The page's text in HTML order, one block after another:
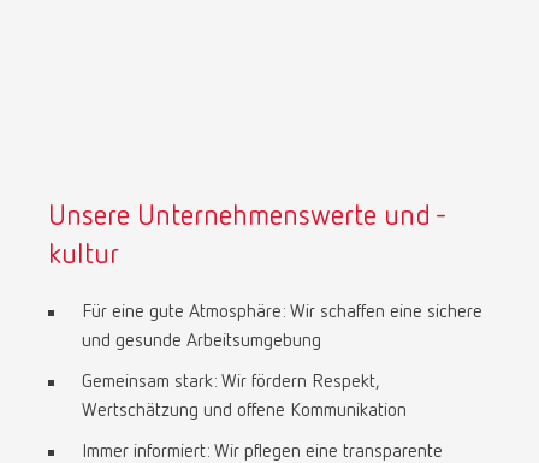
Unsere Unternehmenswerte und -
kultur
Für eine gute Atmosphäre: Wir schaffen eine sichere
und gesunde Arbeitsumgebung
Gemeinsam stark: Wir fördern Respekt,
Wertschätzung und offene Kommunikation
Immer informiert: Wir pflegen eine transparente